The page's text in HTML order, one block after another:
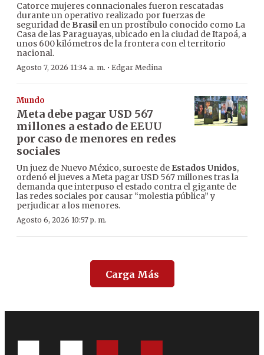
Catorce mujeres connacionales fueron rescatadas
durante un operativo realizado por fuerzas de
seguridad de Brasilen un prostíbulo conocido como La
Casa de las Paraguayas, ubicado en la ciudad de Itapoá, a
unos 600 kilómetros de la frontera con el territorio
nacional.
Agosto 7, 2026 11:34 a. m. · Edgar Medina
Mundo
Meta debe pagar USD 567
millones a estado de EEUU
por caso de menores en redes
sociales
Un juez de Nuevo México, suroeste de Estados Unidos,
ordenó el jueves a Meta pagar USD 567 millones tras la
demanda que interpuso el estado contra el gigante de
las redes sociales por causar “molestia pública” y
perjudicar a los menores.
Agosto 6, 2026 10:57 p. m.
Carga Más